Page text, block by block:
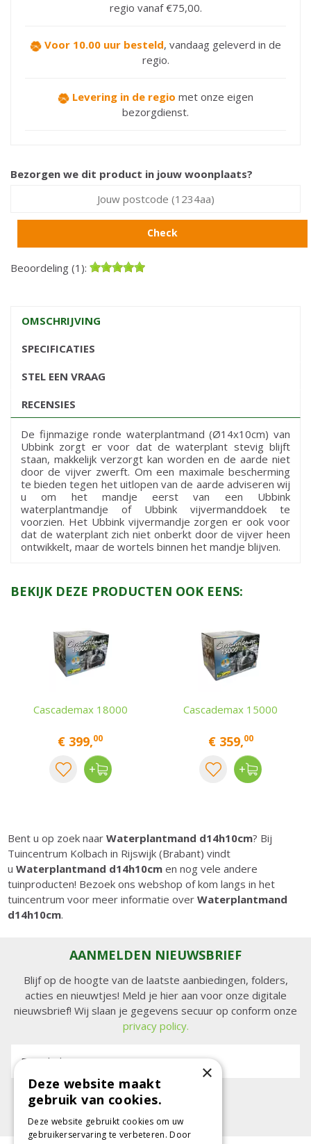
regio vanaf €75,00.
Voor 10.00 uur besteld, vandaag geleverd in de
regio.
Levering in de regio met onze eigen
bezorgdienst.
Bezorgen we dit product in jouw woonplaats?
Check
Beoordeling (1):
OMSCHRIJVING
SPECIFICATIES
STEL EEN VRAAG
RECENSIES
De fijnmazige ronde waterplantmand (Ø14x10cm) van
Ubbink zorgt er voor dat de waterplant stevig blijft
staan, makkelijk verzorgt kan worden en de aarde niet
door de vijver zwerft. Om een maximale bescherming
te bieden tegen het uitlopen van de aarde adviseren wij
u om het mandje eerst van een Ubbink
waterplantmandje of Ubbink vijvermanddoek te
voorzien. Het Ubbink vijvermandje zorgen er ook voor
dat de waterplant zich niet onberkt door de vijver heen
ontwikkelt, maar de wortels binnen het mandje blijven.
BEKIJK DEZE PRODUCTEN OOK EENS:
Cascademax 18000
€ 399,00
Cascademax 15000
€ 359,00
Bent u op zoek naarWaterplantmand d14h10cm? Bij
Tuincentrum Kolbach in Rijswijk (Brabant) vindt
uWaterplantmand d14h10cm en nog vele andere
tuinproducten! Bezoek ons webshop of kom langs in het
tuincentrum voor meer informatie overWaterplantmand
d14h10cm.
AANMELDEN NIEUWSBRIEF
Blijf op de hoogte van de laatste aanbiedingen, folders,
acties en nieuwtjes! Meld je hier aan voor onze digitale
nieuwsbrief! Wij slaan je gegevens secuur op conform onze
privacy policy.
E-mailadres: ×
Deze website maakt
gebruik van cookies.
Deze website gebruikt cookies om uw
gebruikerservaring te verbeteren. Door